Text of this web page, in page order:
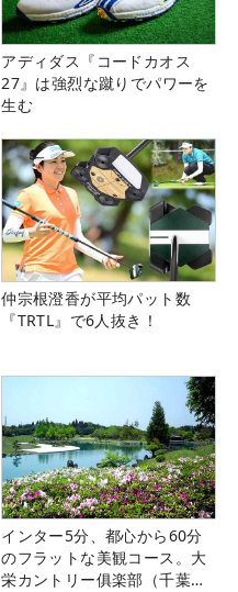
アディダス『コードカオス
27』は強烈な蹴りでパワーを
生む
仲宗根澄香が平均パット数
『TRTL』で6人抜き！
インター5分、都心から60分
のフラットな美観コース。大
栄カントリー俱楽部（千葉